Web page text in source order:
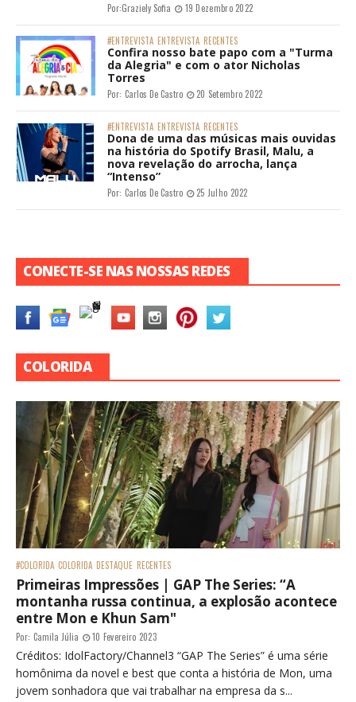
Por:Graziely Sofia 19 Dezembro 2022
#ENTREVISTA ENTREVISTA RECENTES
Confira nosso bate papo com a "Turma
da Alegria" e com o ator Nicholas
Torres
Por: Carlos De Castro 20 Setembro 2022
#ENTREVISTA ENTREVISTA RECENTES
Dona de uma das músicas mais ouvidas
na história do Spotify Brasil, Malu, a
nova revelação do arrocha, lança
“Intenso”
Por: Carlos De Castro 25 Julho 2022
CONECTE-SE NAS NOSSAS REDES
COLORIDA
#COLORIDA COLORIDA DESTAQUE RECENTES
Primeiras Impressões | GAP The Series: “A
montanha russa continua, a explosão acontece
entre Mon e Khun Sam"
Por: Camila Júlia 10 Fevereiro 2023
Créditos: IdolFactory/Channel3 “GAP The Series” é uma série
homônima da novel e best que conta a história de Mon, uma
jovem sonhadora que vai trabalhar na empresa da s...